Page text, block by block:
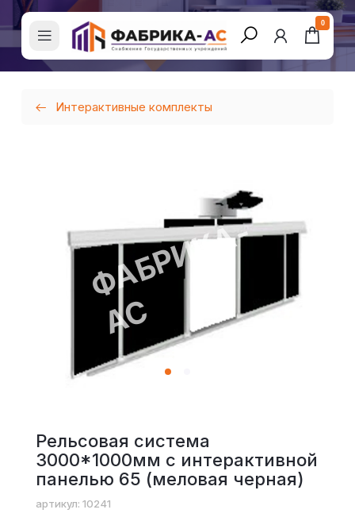
0
Интерактивные комплекты
Рельсовая система
3000*1000мм с интерактивной
панелью 65 (меловая черная)
артикул: 10241